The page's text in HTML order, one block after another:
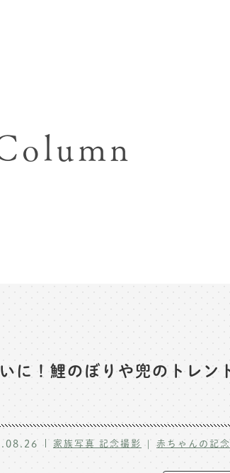
影
ハーフ成人式･10歳の祝い
に！鯉のぼりや兜のトレン
家族写真 記念撮影 赤ちゃんの記